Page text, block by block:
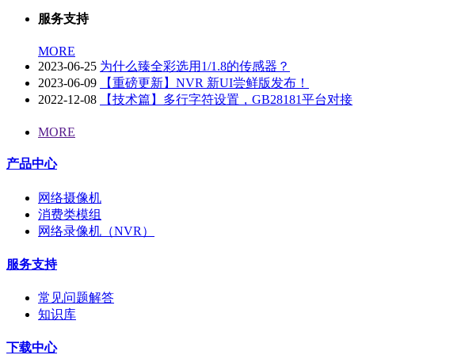
服务支持
MORE
2023-06-25 为什么臻全彩选用1/1.8的传感器？
2023-06-09
【重磅更新】NVR 新UI尝鲜版发布！
2022-12-08
【技术篇】多行字符设置，GB28181平台对接
MORE
产品中心
网络摄像机
消费类模组
网络录像机（NVR）
服务支持
常见问题解答
知识库
下载中心